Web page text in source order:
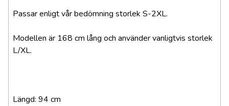
Passar enligt vår bedömning storlek S-2XL.
Modellen är 168 cm lång och använder vanligtvis storlek
L/XL.
Längd: 94 cm